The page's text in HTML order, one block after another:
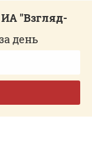
"Взгляд-
день